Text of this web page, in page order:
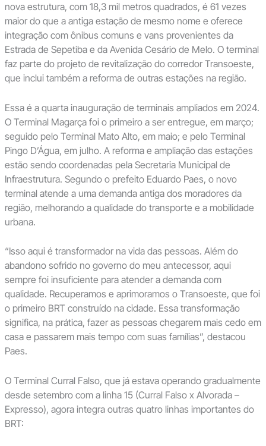
nova estrutura, com 18,3 mil metros quadrados, é 61 vezes
maior do que a antiga estação de mesmo nome e oferece
integração com ônibus comuns e vans provenientes da
Estrada de Sepetiba e da Avenida Cesário de Melo. O terminal
faz parte do projeto de revitalização do corredor Transoeste,
que inclui também a reforma de outras estações na região.
Essa é a quarta inauguração de terminais ampliados em 2024.
O Terminal Magarça foi o primeiro a ser entregue, em março;
seguido pelo Terminal Mato Alto, em maio; e pelo Terminal
Pingo D’Água, em julho. A reforma e ampliação das estações
estão sendo coordenadas pela Secretaria Municipal de
Infraestrutura. Segundo o prefeito Eduardo Paes, o novo
terminal atende a uma demanda antiga dos moradores da
região, melhorando a qualidade do transporte e a mobilidade
urbana.
“Isso aqui é transformador na vida das pessoas. Além do
abandono sofrido no governo do meu antecessor, aqui
sempre foi insuficiente para atender a demanda com
qualidade. Recuperamos e aprimoramos o Transoeste, que foi
o primeiro BRT construído na cidade. Essa transformação
significa, na prática, fazer as pessoas chegarem mais cedo em
casa e passarem mais tempo com suas famílias”, destacou
Paes.
O Terminal Curral Falso, que já estava operando gradualmente
desde setembro com a linha 15 (Curral Falso x Alvorada –
Expresso), agora integra outras quatro linhas importantes do
BRT: